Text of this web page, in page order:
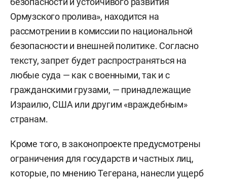
Ормузского пролива», находится на
рассмотрении в комиссии по национальной
безопасности и внешней политике. Согласно
тексту, запрет будет распространяться на
любые суда — как с военными, так и с
гражданскими грузами, — принадлежащие
Израилю, США или другим «враждебным»
странам.
Кроме того, в законопроекте предусмотрены
ограничения для государств и частных лиц,
которые, по мнению Тегерана, нанесли ущерб